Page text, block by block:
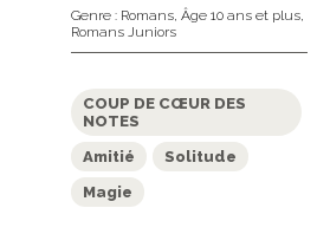
Genre : Romans, Âge 10 ans et plus,
Romans Juniors
COUP DE CŒUR DES
NOTES
Amitié
Solitude
Magie